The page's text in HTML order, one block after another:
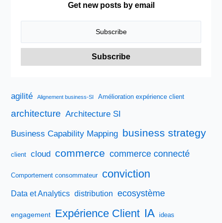
Get new posts by email
agilité Alignement business-SI Amélioration expérience client
architecture Architecture SI
Business Capability Mapping business strategy
client cloud commerce commerce connecté
Comportement consommateur conviction
Data et Analytics distribution ecosystème
engagement Expérience Client IA ideas